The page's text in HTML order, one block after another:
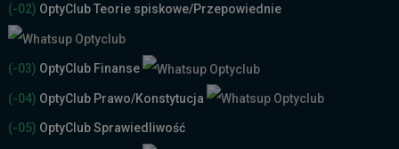
(-02) OptyClub Teorie spiskowe/Przepowiednie
(-03) OptyClub Finanse
(-04) OptyClub Prawo/Konstytucja
(-05) OptyClub Sprawiedliwość